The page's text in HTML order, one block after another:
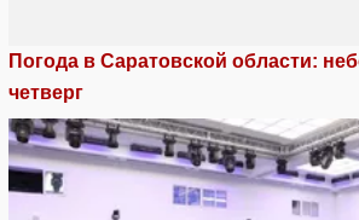
Погода в Саратовской области:
четверг